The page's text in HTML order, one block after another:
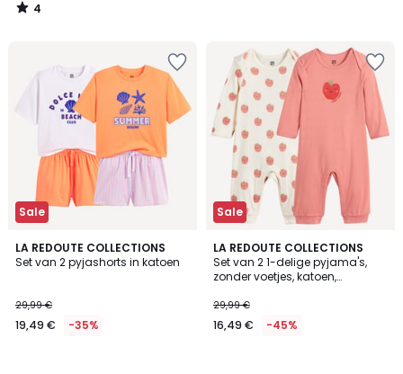
4
/
Sale
LA REDOUTE COLLECTIONS
Set van 2 pyjashorts in katoen
29,99 €
19,49 € -35%
Sale
LA REDOUTE COLLECTIONS
Set van 2 1-delige pyjama's,
zonder voetjes, katoen,
29,99 €
16,49 € -45%